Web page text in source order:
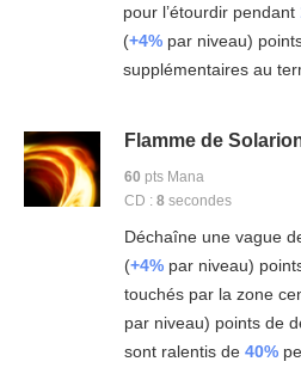
pour l’étourdir pendant
(+4% par niveau)
supplémentaires au
Flamme de
60 pts Mana
CD : 8secondes
Déchaîne une vague
(+4%par niveau)
touchés par la zone
par niveau) points de
sont ralentis de 40%